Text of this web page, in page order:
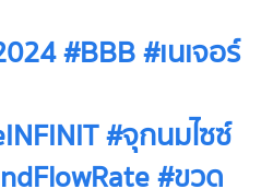
#BBB #เนเจอร์
#จุกนมไซซ์
#ขวด